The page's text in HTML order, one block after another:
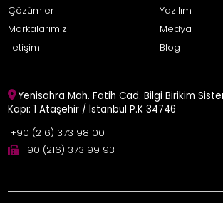
Çözümler
Yazılım
Markalarımız
Medya
İletişim
Blog
Yenisahra Mah. Fatih Cad. Bilgi Birikim
Kapı: 1 Ataşehir / İstanbul P.K 34746
+90 (216) 373 98 00
+90 (216) 373 99 93